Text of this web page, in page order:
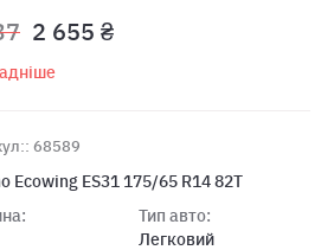
2 655 ₴
68589
Ecowing ES31 175/65 R14 82T
Тип авто:
Легковий